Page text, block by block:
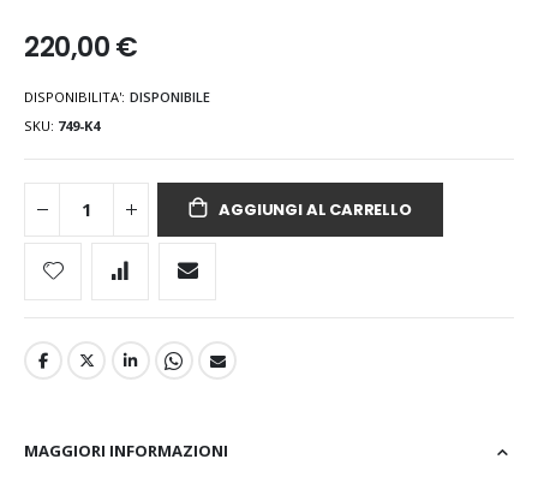
220,00 €
DISPONIBILITA': DISPONIBILE
SKU 749-K4
AGGIUNGI AL CARRELLO
MAGGIORI INFORMAZIONI